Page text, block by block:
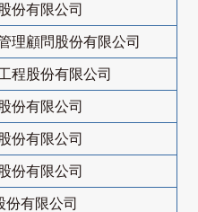
份有限公司
理顧問股份有限公司
程股份有限公司
份有限公司
份有限公司
份有限公司
份有限公司